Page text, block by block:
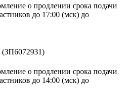
о продлении срока подачи
до 17:00 (мск) до
(ЗП6072931)
о продлении срока подачи
до 14:00 (мск) до